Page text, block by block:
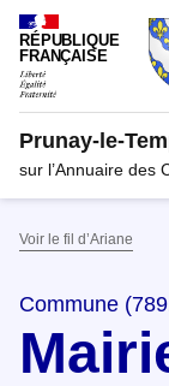
RÉPUBLIQUE
FRANÇAISE
Prunay-le-
sur l’Annuaire des
Voir le fil d’Ariane
Commune